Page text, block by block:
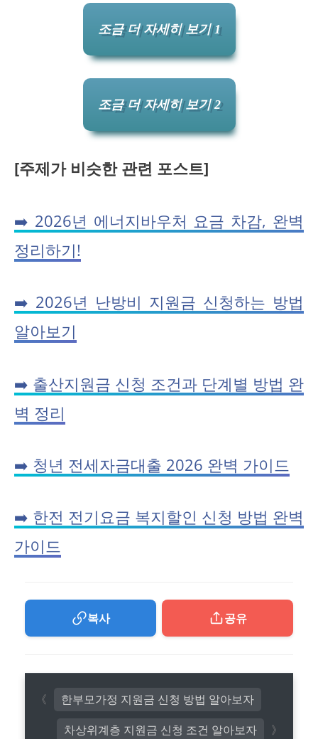
조금 더 자세히 보기 1
조금 더 자세히 보기 2
[주제가 비슷한 관련 포스트]
➡️ 2026년 에너지바우처 요금 차감, 완벽
정리하기!
➡️ 2026년 난방비 지원금 신청하는 방법
알아보기
➡️ 출산지원금 신청 조건과 단계별 방법 완
벽 정리
➡️ 청년 전세자금대출 2026 완벽 가이드
➡️ 한전 전기요금 복지할인 신청 방법 완벽
가이드
복사 공유
차상위계층 지원금 신청 조건 알아보자
한부모가정 지원금 신청 방법 알아보자